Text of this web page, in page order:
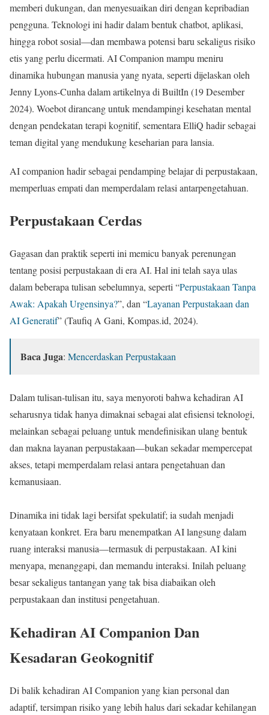
memberi dukungan, dan menyesuaikan diri dengan kepribadian
pengguna. Teknologi ini hadir dalam bentuk chatbot, aplikasi,
hingga robot sosial—dan membawa potensi baru sekaligus risiko
etis yang perlu dicermati. AI Companion mampu meniru
dinamika hubungan manusia yang nyata, seperti dijelaskan oleh
Jenny Lyons-Cunha dalam artikelnya di BuiltIn (19 Desember
2024). Woebot dirancang untuk mendampingi kesehatan mental
dengan pendekatan terapi kognitif, sementara ElliQ hadir sebagai
teman digital yang mendukung keseharian para lansia.
AI companion hadir sebagai pendamping belajar di perpustakaan,
memperluas empati dan memperdalam relasi antarpengetahuan.
Perpustakaan Cerdas
Gagasan dan praktik seperti ini memicu banyak perenungan
tentang posisi perpustakaan di era AI. Hal ini telah saya ulas
dalam beberapa tulisan sebelumnya, seperti “Perpustakaan Tanpa
Awak: Apakah Urgensinya?”, dan “Layanan Perpustakaan dan
AI Generatif” (Taufiq A Gani, Kompas.id, 2024).
Baca Juga: Mencerdaskan Perpustakaan
Dalam tulisan-tulisan itu, saya menyoroti bahwa kehadiran AI
seharusnya tidak hanya dimaknai sebagai alat efisiensi teknologi,
melainkan sebagai peluang untuk mendefinisikan ulang bentuk
dan makna layanan perpustakaan—bukan sekadar mempercepat
akses, tetapi memperdalam relasi antara pengetahuan dan
kemanusiaan.
Dinamika ini tidak lagi bersifat spekulatif; ia sudah menjadi
kenyataan konkret. Era baru menempatkan AI langsung dalam
ruang interaksi manusia—termasuk di perpustakaan. AI kini
menyapa, menanggapi, dan memandu interaksi. Inilah peluang
besar sekaligus tantangan yang tak bisa diabaikan oleh
perpustakaan dan institusi pengetahuan.
Kehadiran AI Companion Dan
Kesadaran Geokognitif
Di balik kehadiran AI Companion yang kian personal dan
adaptif, tersimpan risiko yang lebih halus dari sekadar kehilangan